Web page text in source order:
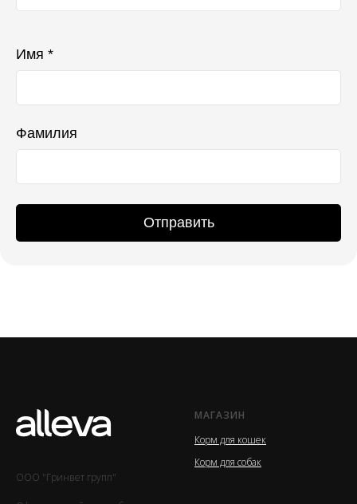
Имя *
Фамилия
Отправить
ООО "Гринвет групп"
МАГАЗИН
Корм для кошек
Корм для собак